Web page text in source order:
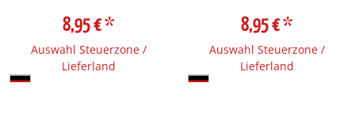
8,95 €*
Auswahl Steuerzone /
Lieferland
8,95 €*
Auswahl Steuerzone /
Lieferland